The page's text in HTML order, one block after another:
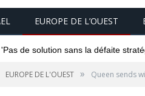
EUROPE DE L’OUEST
'Pas de solution sans la défaite
EUROPE DE L'OUEST » Queen sends